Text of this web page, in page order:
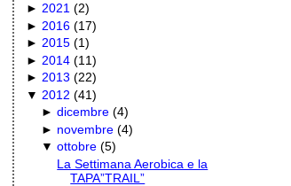
►2021 (2)
► 2016 (17)
►2015 (1)
► 2014 (11)
►2013 (22)
▼ 2012 (41)
►dicembre (4)
► novembre (4)
▼ottobre (5)
La Settimana Aerobica e la
TAPA”TRAIL”